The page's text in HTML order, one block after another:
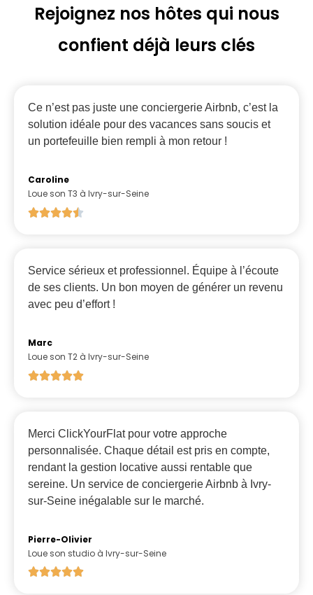
Rejoignez nos hôtes qui nous
confient déjà leurs clés
Ce n’est pas juste une conciergerie Airbnb, c’est la
solution idéale pour des vacances sans soucis et
un portefeuille bien rempli à mon retour !
Caroline
Loue son T3 à Ivry-sur-Seine
Service sérieux et professionnel. Équipe à l’écoute
de ses clients. Un bon moyen de générer un revenu
avec peu d’effort !
Marc
Loue son T2 à Ivry-sur-Seine
Merci ClickYourFlat pour votre approche
personnalisée. Chaque détail est pris en compte,
rendant la gestion locative aussi rentable que
sereine. Un service de conciergerie Airbnb à Ivry-
sur-Seine inégalable sur le marché.
Pierre-Olivier
Loue son studio à Ivry-sur-Seine